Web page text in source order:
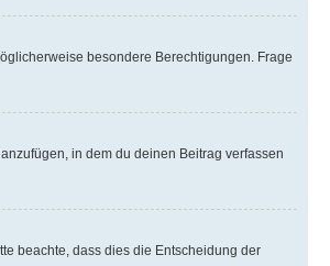
besondere Berechtigungen. Frage
in dem du deinen Beitrag verfassen
beachte, dass dies die Entscheidung der